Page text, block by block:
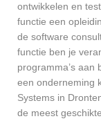
ontwikkelen en
functie een
de software
functie ben je
programma’s aan
een onderneming
Systems in
de meest